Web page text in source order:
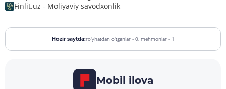
Finlit.uz - Moliyaviy savodxonlik
Hozir saytda:ro'yhatdan o'tganlar - 0, mehmonlar - 1
Mobil ilova